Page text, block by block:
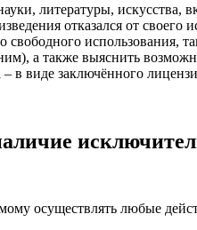
литературы, искусства,
отказался от
свободного использования,
а также выяснить
– в виде заключённого
осуществлять любые